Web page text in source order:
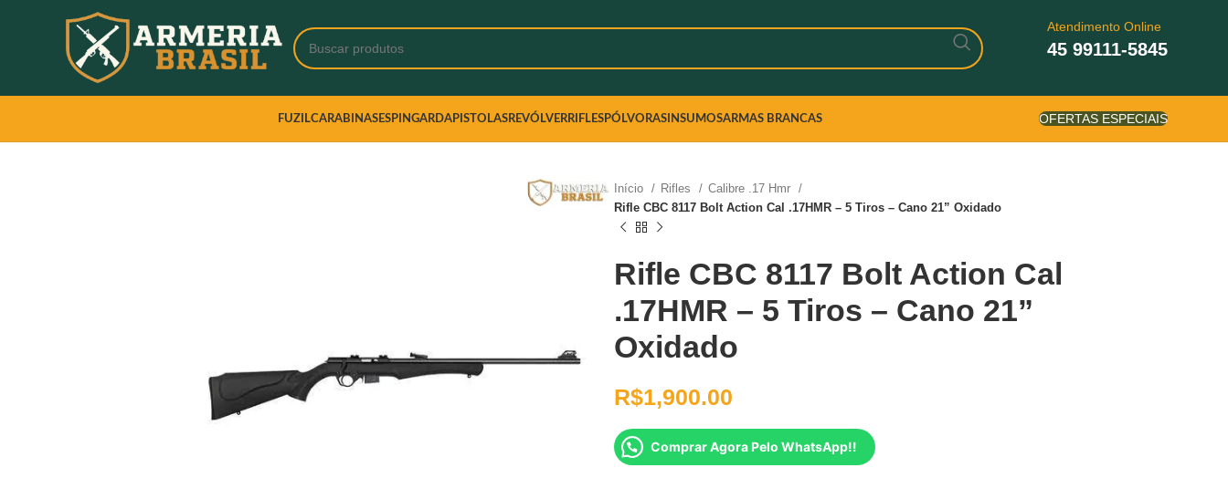
Atendimento Online
45 99111-5845
FUZILCARABINASESPINGARDAPISTOLASREVÓLVERRIFLESPÓLVORASINSUMOSARMAS BRANCAS OFERTAS ESPECIAIS
Início Rifles
Calibre .17 Hmr
Rifle CBC 8117 Bolt Action Cal .17HMR – 5 Tiros – Cano 21” Oxidado
Rifle CBC 8117 Bolt Action Cal
.17HMR – 5 Tiros – Cano 21”
Oxidado
R$1,900.00
Comprar Agora Pelo WhatsApp!!